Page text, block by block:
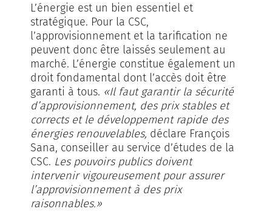
L’énergie est un bien essentiel et
stratégique. Pour la CSC,
l’approvisionnement et la tarification ne
peuvent donc être laissés seulement au
marché. L’énergie constitue également un
droit fondamental dont l’accès doit être
garanti à tous. «Il faut garantir la sécurité
d’approvisionnement, des prix stables et
corrects et le développement rapide des
énergies renouvelables, déclare François
Sana, conseiller au service d’études de la
CSC. Les pouvoirs publics doivent
intervenir vigoureusement pour assurer
l’approvisionnement à des prix
raisonnables.»